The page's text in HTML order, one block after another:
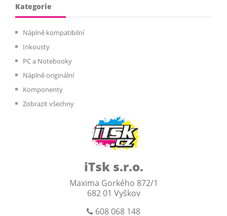
iTsk s.r.o.
Maxima Gorkého 872/1
682 01 Vyškov
608 068 148
Kategorie
Náplně kompatibilní
Inkousty
PC a Notebooky
Náplně originální
Komponenty
Zobrazit všechny